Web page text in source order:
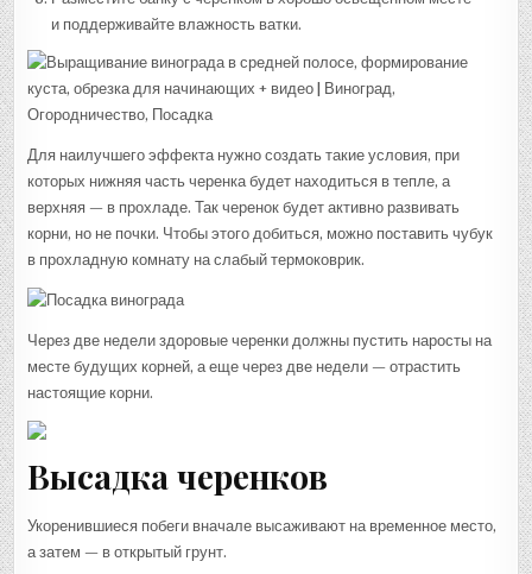
и поддерживайте влажность ватки.
Для наилучшего эффекта нужно создать такие условия, при
которых нижняя часть черенка будет находиться в тепле, а
верхняя — в прохладе. Так черенок будет активно развивать
корни, но не почки. Чтобы этого добиться, можно поставить чубук
в прохладную комнату на слабый термоковрик.
Через две недели здоровые черенки должны пустить наросты на
месте будущих корней, а еще через две недели — отрастить
настоящие корни.
Высадка черенков
Укоренившиеся побеги вначале высаживают на временное место,
а затем — в открытый грунт.